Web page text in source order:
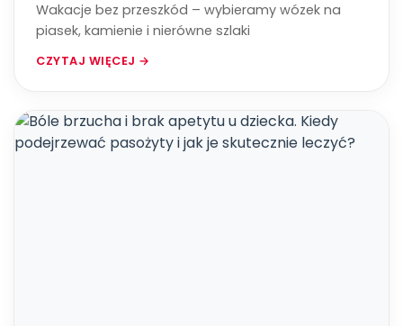
Wakacje bez przeszkód – wybieramy wózek na
piasek, kamienie i nierówne szlaki
CZYTAJ WIĘCEJ →